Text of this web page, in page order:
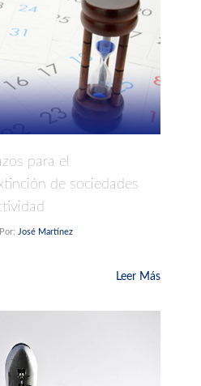
para el
de sociedades
Por: José Martínez
Leer Más